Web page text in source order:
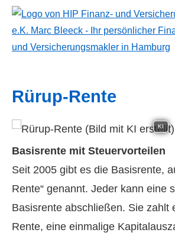
Rürup-Rente
KI
Basisrente mit Steuervorteilen
Seit 2005 gibt es die Basisrente,
Rente“ genannt. Jeder kann eine
Basisrente abschließen. Sie zahlt
Rente, eine einmalige